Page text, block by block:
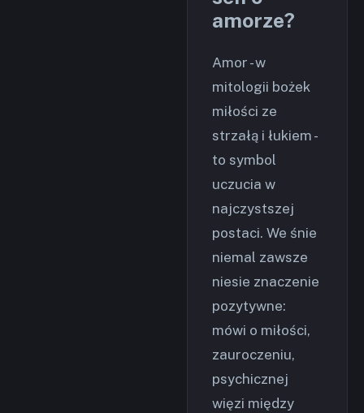
amorze?
Amor - w
mitologii bożek
miłości ze
strzałą i łukiem -
to symbol
uczucia w
najczystszej
postaci. We śnie
niemal zawsze
niesie znaczenie
pozytywne:
mówi o miłości,
zauroczeniu,
psychicznej
więzi między